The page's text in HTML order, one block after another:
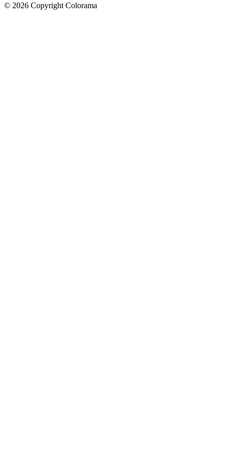
© 2026 Copyright Colorama